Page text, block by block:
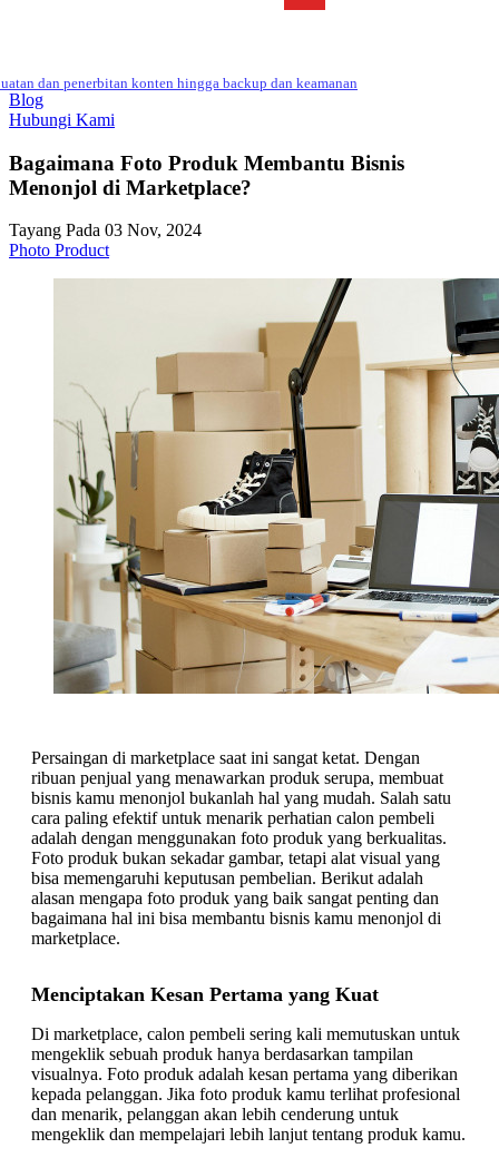
dan penerbitan konten hingga backup dan keamanan
Blog
Hubungi Kami
Bagaimana Foto Produk Membantu Bisnis
Menonjol di Marketplace?
Tayang Pada 03 Nov, 2024
Photo Product
Persaingan di marketplace saat ini sangat ketat. Dengan
ribuan penjual yang menawarkan produk serupa, membuat
bisnis kamu menonjol bukanlah hal yang mudah. Salah satu
cara paling efektif untuk menarik perhatian calon pembeli
adalah dengan menggunakan foto produk yang berkualitas.
Foto produk bukan sekadar gambar, tetapi alat visual yang
bisa memengaruhi keputusan pembelian. Berikut adalah
alasan mengapa foto produk yang baik sangat penting dan
bagaimana hal ini bisa membantu bisnis kamu menonjol di
marketplace.
Menciptakan Kesan Pertama yang Kuat
Di marketplace, calon pembeli sering kali memutuskan untuk
mengeklik sebuah produk hanya berdasarkan tampilan
visualnya. Foto produk adalah kesan pertama yang diberikan
kepada pelanggan. Jika foto produk kamu terlihat profesional
dan menarik, pelanggan akan lebih cenderung untuk
mengeklik dan mempelajari lebih lanjut tentang produk kamu.